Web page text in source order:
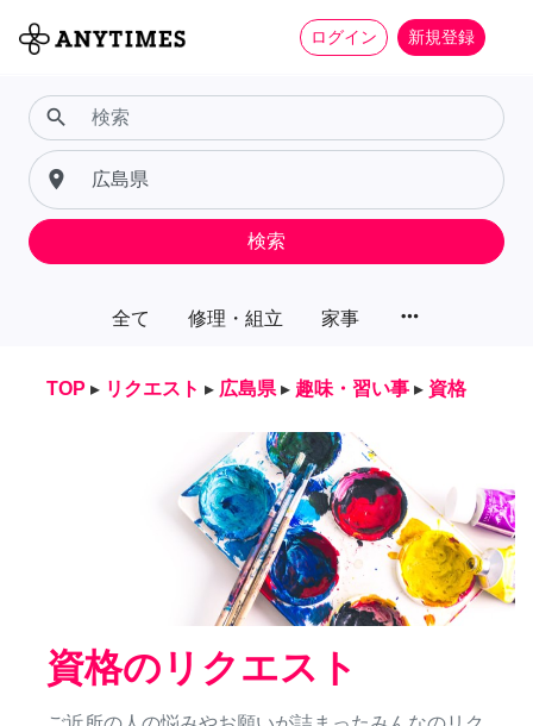
ログイン 新規登録
全て 修理・組立 家事 more_horiz
search
place
検索
TOP ▸ リクエスト ▸ 広島県 ▸ 趣味・習い事 ▸ 資格
資格のリクエスト